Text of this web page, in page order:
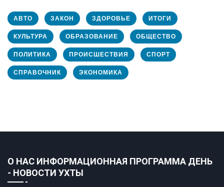
АВТО ЗАКОН ЗДОРОВЬЕ ИТОГИ
КУЛЬТУРА ОБРАЗОВАНИЕ ОБЩЕСТВО
ПОЛИТИКА ПРОИСШЕСТВИЯ СПОРТ
СПРАВОЧНИК ЭКОНОМИКА
О НАС ИНФОРМАЦИОННАЯ ПРОГРАММА ДЕНЬ
- НОВОСТИ УХТЫ